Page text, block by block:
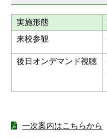
実施形態
来校参観
後日オンデマンド視聴
一次案内はこちらから